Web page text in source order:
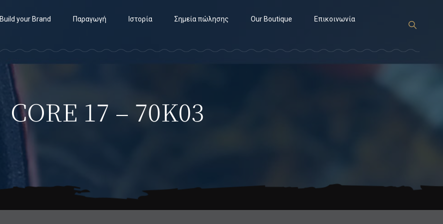
Build your Brand Παραγωγή Ιστορία Σημεία πώλησης Our Boutique Επικοινωνία
CORE 17 – 70K03